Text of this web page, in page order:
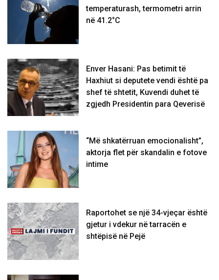
temperaturash, termometri arrin
në 41.2°C
Enver Hasani: Pas betimit të
Haxhiut si deputete vendi është pa
shef të shtetit, Kuvendi duhet të
zgjedh Presidentin para Qeverisë
“Më shkatërruan emocionalisht”,
aktorja flet për skandalin e fotove
intime
Raportohet se një 34-vjeçar është
gjetur i vdekur në tarracën e
shtëpisë në Pejë